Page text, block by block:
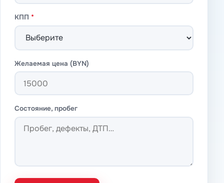
КПП *
Желаемая цена (BYN)
Состояние, пробег